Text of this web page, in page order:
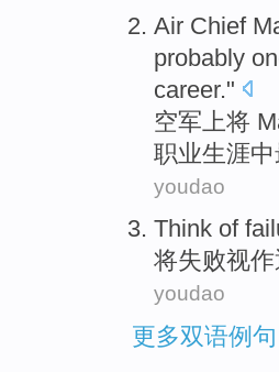
Air Chief
probably
career."
空军 上将
职业生涯中
youdao
Think of
将失败视
youdao
更多双语例句